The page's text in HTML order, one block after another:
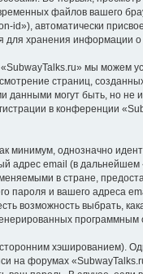
файлов вашего
id»), автоматически
для хранения
мы можем
страниц,
данными могут быть, но
в конференции
минимум, однозначно
адрес email (в
в стране,
пароля и вашего адреса
возможность выбрать,
хэшированием).
на форумах